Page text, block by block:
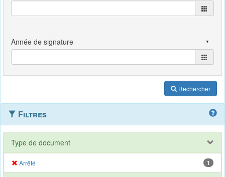
Rechercher
Filtres
Type de document
Arrêté 1